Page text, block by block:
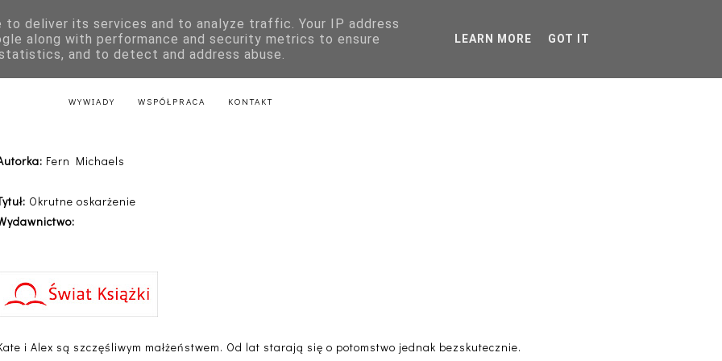
KSIĄŻKI DLA DZIECI LITERATURA POLSKA LITERATURA ZAGRANICZNA
LITERATURA Z PRZEPISAMI
WYWIADY WSPÓŁPRACA KONTAKT
Okrutne oskarżenie - Fern Michaels
Fern Michaels
Okrutne oskarżenie
i Alex są szczęśliwym małżeństwem. Od lat starają się o potomstwo jednak bezskutecznie.
to deliver its services and to analyze traffic. Your IP address
along with performance and security metrics to ensure
and to detect and address abuse.
LEARN MORE GOT IT